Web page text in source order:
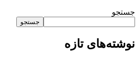
جستجو
جستجو
نوشته‌های تازه